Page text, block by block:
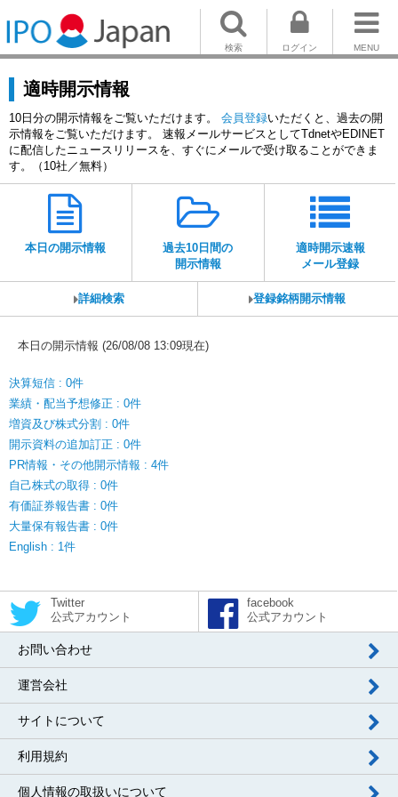
MENU
ログイン
検索
適時開示情報
10日分の開示情報をご覧いただけます。 会員登録いただくと、過去の開
示情報をご覧いただけます。 速報メールサービスとしてTdnetやEDINET
に配信したニュースリリースを、すぐにメールで受け取ることができま
す。（10社／無料）
本日の開示情報
過去10日間の
開示情報
適時開示速報
メール登録
詳細検索 登録銘柄開示情報
本日の開示情報 (26/08/08 13:09現在)
決算短信 : 0件
業績・配当予想修正 : 0件
増資及び株式分割 : 0件
開示資料の追加訂正 : 0件
PR情報・その他開示情報 : 4件
自己株式の取得 : 0件
有価証券報告書 : 0件
大量保有報告書 : 0件
English : 1件
Twitter
公式アカウント
facebook
公式アカウント
お問い合わせ
運営会社
サイトについて
利用規約
個人情報の取扱いについて